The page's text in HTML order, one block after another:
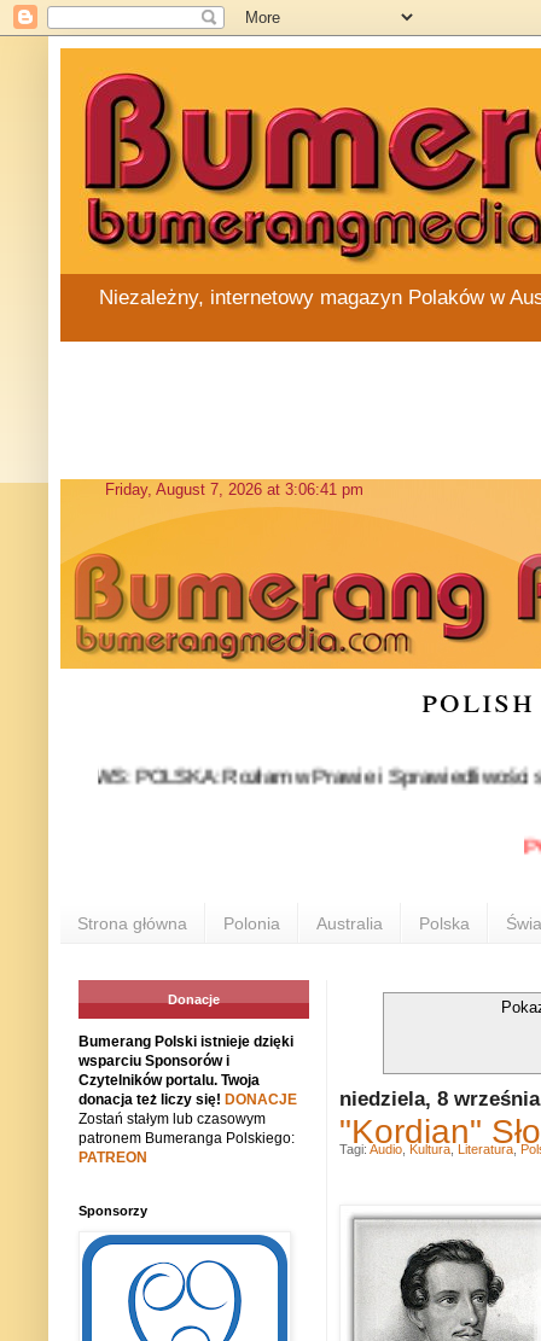
Niezależny, internetowy magazyn Polaków w
NEWS: POLSKA: Rozłam w Prawie i Sprawiedliwości stał
Strona główna Polonia Australia Polska
niedziela, 8
"Kordian"
Tagi: Audio Kultura Literatura
Donacje
Bumerang Polski istnieje dzięki
wsparciu Sponsorów i
Czytelników portalu. Twoja
donacja też liczy się! DONACJE
Zostań stałym lub czasowym
patronem Bumeranga Polskiego:
PATREON
Sponsorzy